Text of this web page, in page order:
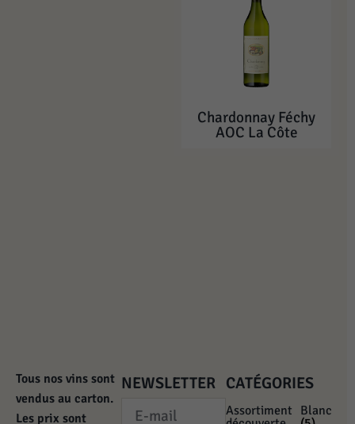
Chardonnay Féchy
AOC La Côte
Tous nos vins sont
vendus au carton.
Les prix sont
NEWSLETTER CATÉGORIES
Assortiment Blanc